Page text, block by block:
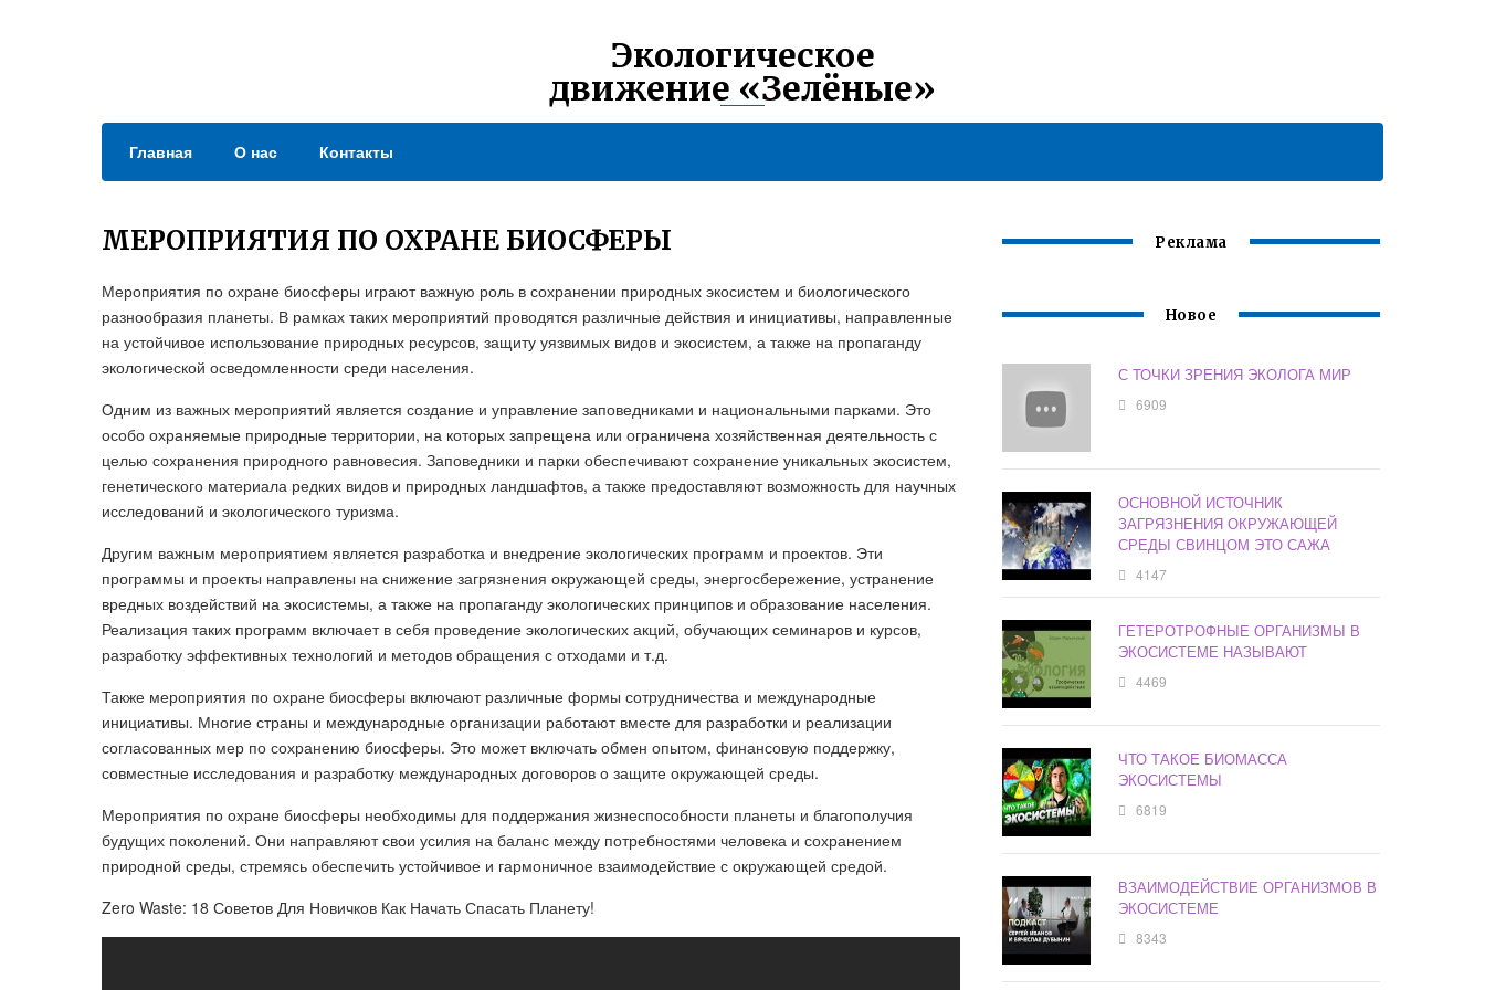
Экологическое
движение «Зелёные»
Главная О нас Контакты
МЕРОПРИЯТИЯ ПО ОХРАНЕ БИОСФЕРЫ
Мероприятия по охране биосферы играют важную роль в сохранении природных экосистем и биологического
разнообразия планеты. В рамках таких мероприятий проводятся различные действия и инициативы, направленные
на устойчивое использование природных ресурсов, защиту уязвимых видов и экосистем, а также на пропаганду
экологической осведомленности среди населения.
Одним из важных мероприятий является создание и управление заповедниками и национальными парками. Это
особо охраняемые природные территории, на которых запрещена или ограничена хозяйственная деятельность с
целью сохранения природного равновесия. Заповедники и парки обеспечивают сохранение уникальных экосистем,
генетического материала редких видов и природных ландшафтов, а также предоставляют возможность для научных
исследований и экологического туризма.
Другим важным мероприятием является разработка и внедрение экологических программ и проектов. Эти
программы и проекты направлены на снижение загрязнения окружающей среды, энергосбережение, устранение
вредных воздействий на экосистемы, а также на пропаганду экологических принципов и образование населения.
Реализация таких программ включает в себя проведение экологических акций, обучающих семинаров и курсов,
разработку эффективных технологий и методов обращения с отходами и т.д.
Также мероприятия по охране биосферы включают различные формы сотрудничества и международные
инициативы. Многие страны и международные организации работают вместе для разработки и реализации
согласованных мер по сохранению биосферы. Это может включать обмен опытом, финансовую поддержку,
совместные исследования и разработку международных договоров о защите окружающей среды.
Мероприятия по охране биосферы необходимы для поддержания жизнеспособности планеты и благополучия
будущих поколений. Они направляют свои усилия на баланс между потребностями человека и сохранением
природной среды, стремясь обеспечить устойчивое и гармоничное взаимодействие с окружающей средой.
Zero Waste: 18 Советов Для Новичков Как Начать Спасать Планету!
Реклама
Новое
С ТОЧКИ ЗРЕНИЯ ЭКОЛОГА МИР
6909
ОСНОВНОЙ ИСТОЧНИК
ЗАГРЯЗНЕНИЯ ОКРУЖАЮЩЕЙ
СРЕДЫ СВИНЦОМ ЭТО САЖА
4147
ГЕТЕРОТРОФНЫЕ ОРГАНИЗМЫ В
ЭКОСИСТЕМЕ НАЗЫВАЮТ
4469
ЧТО ТАКОЕ БИОМАССА
ЭКОСИСТЕМЫ
6819
ВЗАИМОДЕЙСТВИЕ ОРГАНИЗМОВ В
ЭКОСИСТЕМЕ
8343